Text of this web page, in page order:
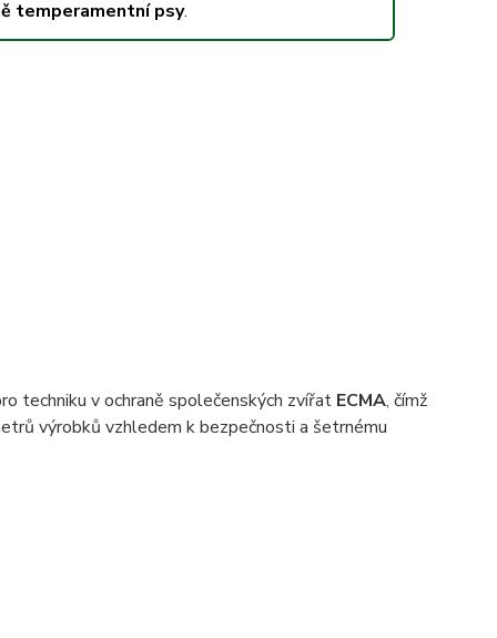
temperamentní psy.
techniku v ochraně společenských zvířat ECMA, čímž
výrobků vzhledem k bezpečnosti a šetrnému